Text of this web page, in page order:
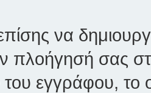
να
πλοήγησή σας
εγγράφου, το